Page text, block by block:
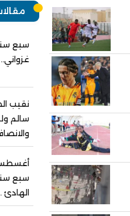
سبع
نقيب
سالم
سبع
الهادئ